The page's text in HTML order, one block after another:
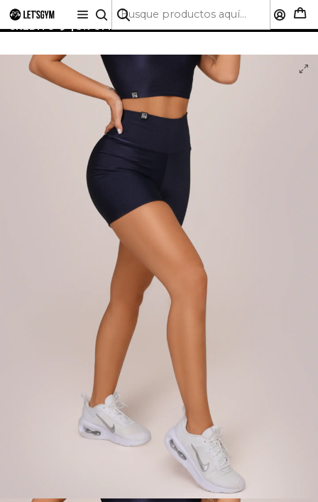
🚚 ENVÍO GRATIS A TODO CHILE SOBRE $50.000 | HASTA
6 CUOTAS SIN INTERÉS CON CUALQUIER TARJETA DE
CRÉDITO 💳 | 5% OFF PRIMERA COMPRA